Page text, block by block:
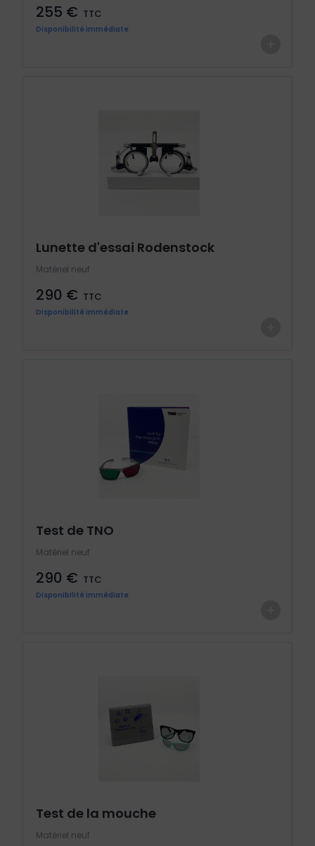
255 € TTC
Disponibilité immédiate
Lunette d'essai Rodenstock
Matériel neuf
290 € TTC
Disponibilité immédiate
Test de TNO
Matériel neuf
290 € TTC
Disponibilité immédiate
Test de la mouche
Matériel neuf